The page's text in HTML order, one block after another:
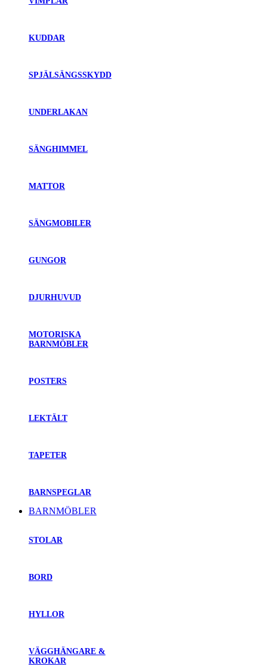
KUDDAR
SPJÄLSÄNGSSKYDD
UNDERLAKAN
SÄNGHIMMEL
MATTOR
SÄNGMOBILER
GUNGOR
DJURHUVUD
MOTORISKA
BARNMÖBLER
POSTERS
LEKTÄLT
TAPETER
BARNSPEGLAR
BARNMÖBLER
STOLAR
BORD
HYLLOR
VÄGGHÄNGARE &
KROKAR